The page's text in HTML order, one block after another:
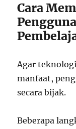
Cara
Agar
manfaat,
secara bijak.
Beberapa